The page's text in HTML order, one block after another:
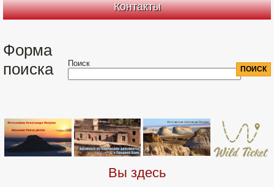
Контакты
Форма
поиска
Поиск
Вы здесь